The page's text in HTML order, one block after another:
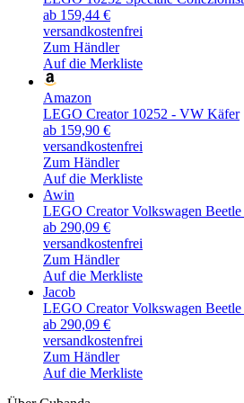
ab 159,44 €
versandkostenfrei
Zum Händler
Auf die Merkliste
Amazon
LEGO Creator 10252 - VW Käfer
ab 159,90 €
versandkostenfrei
Zum Händler
Auf die Merkliste
Awin
LEGO Creator Volkswagen
ab 290,09 €
versandkostenfrei
Zum Händler
Auf die Merkliste
Jacob
LEGO Creator Volkswagen
ab 290,09 €
versandkostenfrei
Zum Händler
Auf die Merkliste